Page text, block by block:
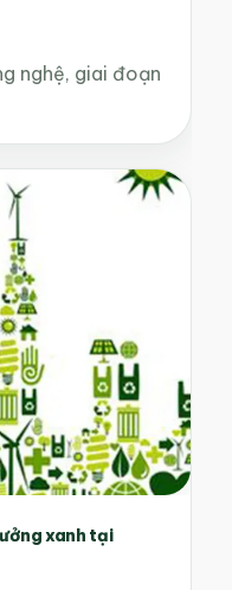
nghệ, giai đoạn
xanh tại